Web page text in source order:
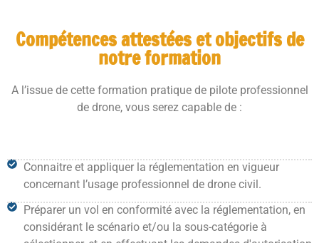
Compétences attestées et objectifs de
notre formation
A l’issue de cette formation pratique de pilote professionnel
de drone, vous serez capable de :
Connaitre et appliquer la réglementation en vigueur
concernant l’usage professionnel de drone civil.
Préparer un vol en conformité avec la réglementation, en
considérant le scénario et/ou la sous-catégorie à